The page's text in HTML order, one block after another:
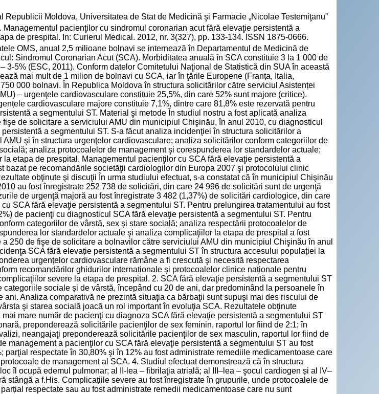
Republicii Moldova, Universitatea de Stat de Medicină şi Farmacie „Nicolae Testemiţanu”
pacienţilor cu sindromul coronarian acut fără elevaţie persistentă a
de prespital. In: Curierul Medical. 2012, nr. 3(327), pp. 133-134. ISSN 1875-0666.
OMS, anual 2,5 milioane bolnavi se internează în Departamentul de Medicină de
Sindromul Coronarian Acut (SCA). Morbiditatea anuală în SCA constituie 3 la 1 000 de
3-5% (ESC, 2011). Conform datelor Comitetului Naţional de Statistică din SUA în această
mai mult de 1 milion de bolnavi cu SCA, iar în ţările Europene (Franța, Italia,
000 bolnavi. În Republica Moldova în structura solicitărilor către serviciul Asistenței
– urgenţele cardiovasculare constituie 25,5%, din care 52% sunt majore (critice).
cardiovasculare majore constituie 7,1%, dintre care 81,8% este rezervată pentru
a segmentului ST. Material şi metode În studiul nostru a fost aplicată analiza
fişe de solicitare a serviciului AMU din municipiul Chişinău, în anul 2010, cu diagnosticul
a segmentului ST. S-a făcut analiza incidenţiei în structura solicitărilor a
AMU şi în structura urgenţelor cardiovasculare; analiza solicitărilor conform categoriilor de
analiza protocoalelor de management şi corespunderea lor standardelor actuale;
etapa de prespital. Managementul pacienţilor cu SCA fără elevaţie persistentă a
bazat pe recomandările societăţii cardiologilor din Europa 2007 şi protocolului clinic
obţinute şi discuţii În urma studiului efectuat, s-a constatat că în municipiul Chişinău
au fost înregistrate 252 738 de solicitări, din care 24 996 de solicitări sunt de urgenţă
de urgenţă majoră au fost înregistrate 3 482 (1,37%) de solicitări cardiologice, din care
SCA fără elevaţie persistentă a segmentului ST. Pentru prelungirea tratamentului au fost
de pacienţi cu diagnosticul SCA fără elevaţie persistentă a segmentului ST. Pentru
categoriilor de vârstă, sex şi stare socială; analiza respectării protocoalelor de
lor standardelor actuale şi analiza complicaţiilor la etapa de prespital a fost
a 250 de fişe de solicitare a bolnavilor către serviciului AMU din municipiul Chişinău în anul
SCA fără elevație persistentă a segmentului ST în structura accesului populației la
urgențelor cardiovasculare rămâne a fi crescută şi necesită respectarea
recomandărilor ghidurilor internaționale şi protocoalelor clinice naționale pentru
severe la etapa de prespital. 2. SCA fără elevaţie persistentă a segmentului ST
categoriile sociale și de vârstă, începând cu 20 de ani, dar predominând la persoanele în
ani. Analiza comparativă ne prezintă situaţia ca bărbaţii sunt supuşi mai des riscului de
şi starea socială joacă un rol important în evoluţia SCA. Rezultatele obţinute
mare număr de pacienţi cu diagnoza SCA fără elevaţie persistentă a segmentului ST
preponderează solicitările pacienţilor de sex feminin, raportul lor fiind de 2:1; în
neangajaţi preponderează solicitările pacienţilor de sex masculin, raportul lor fiind de
management a pacienţilor cu SCA fără elevaţie persistentă a segmentului ST au fost
parţial respectate în 30,80% şi în 12% au fost administrate remediile medicamentoase care
de management al SCA. 4. Studiul efectuat demonstrează că în structura
îl ocupă edemul pulmonar; al II-lea – fibrilaţia atrială; al III–lea – şocul cardiogen și al IV–
stângă a f.His. Complicațiile severe au fost înregistrate în grupurile, unde protocoalele de
respectate sau au fost administrate remedii medicamentoase care nu sunt